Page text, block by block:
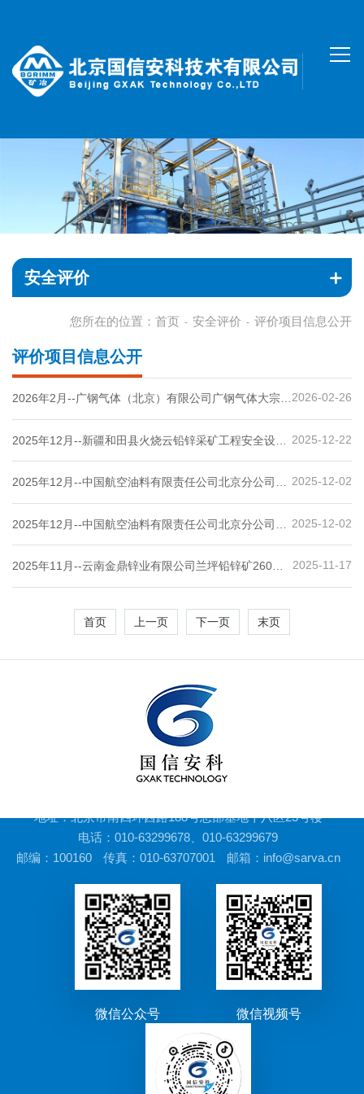
安全评价
您所在的位置： 首页 - 安全评价 - 评价项目信息公开
评价项目信息公开
2026-02-26
2026年2月--广钢气体（北京）有限公司广钢气体大宗气
2025-12-22
2025年12月--新疆和田县火烧云铅锌采矿工程安全设施
2025-12-02
2025年12月--中国航空油料有限责任公司北京分公司第
2025-12-02
2025年12月--中国航空油料有限责任公司北京分公司第
2025-11-17
2025年11月--云南金鼎锌业有限公司兰坪铅锌矿260万
首页 上一页 下一页 末页
地址：北京市南四环西路188号总部基地十八区23号楼
电话：010-63299678、010-63299679
邮编：100160
传真：010-63707001 邮箱：info@sarva.cn
微信公众号 微信视频号